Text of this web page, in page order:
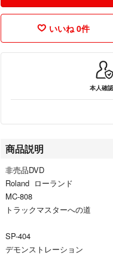
いいね 0件
本人確
商品説明
非売品DVD
Roland ローランド
MC-808
トラックマスターへの道
SP-404
デモンストレーション